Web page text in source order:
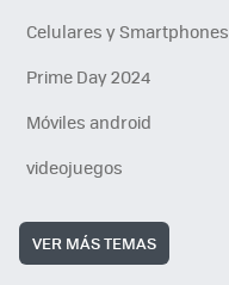
Celulares y Smartphones
Prime Day 2024
Móviles android
videojuegos
VER MÁS TEMAS